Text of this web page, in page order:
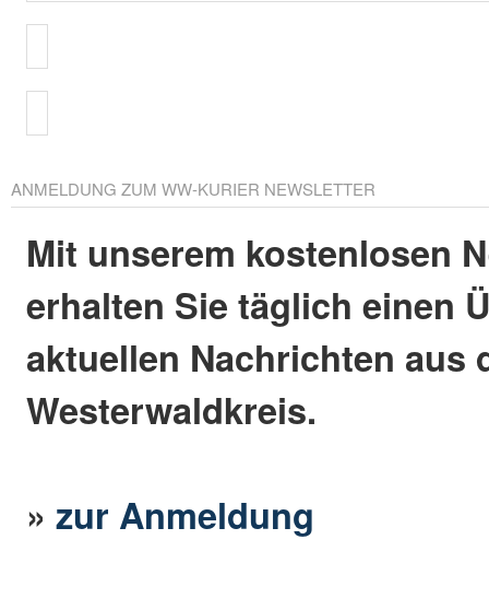
ANMELDUNG ZUM WW-KURIER NEWSLETTER
Mit unserem kostenlosen
erhalten Sie täglich einen
aktuellen Nachrichten aus
Westerwaldkreis.
»zur Anmeldung